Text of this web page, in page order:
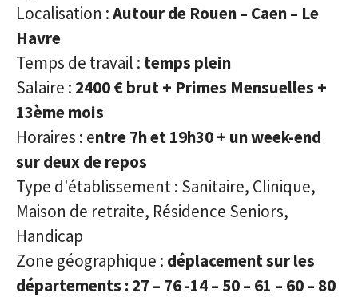
Localisation :Autour de Rouen – Caen – Le
Havre
Temps de travail : temps plein
Salaire : 2400 € brut + Primes Mensuelles +
13ème mois
Horaires : entre 7h et 19h30 + un week-end
sur deux de repos
Type d'établissement : Sanitaire, Clinique,
Maison de retraite, Résidence Seniors,
Handicap
Zone géographique : déplacement sur les
départements : 27 – 76 -14 – 50 – 61 – 60 – 80